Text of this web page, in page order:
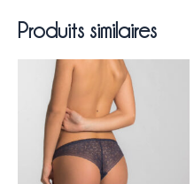
Produits similaires